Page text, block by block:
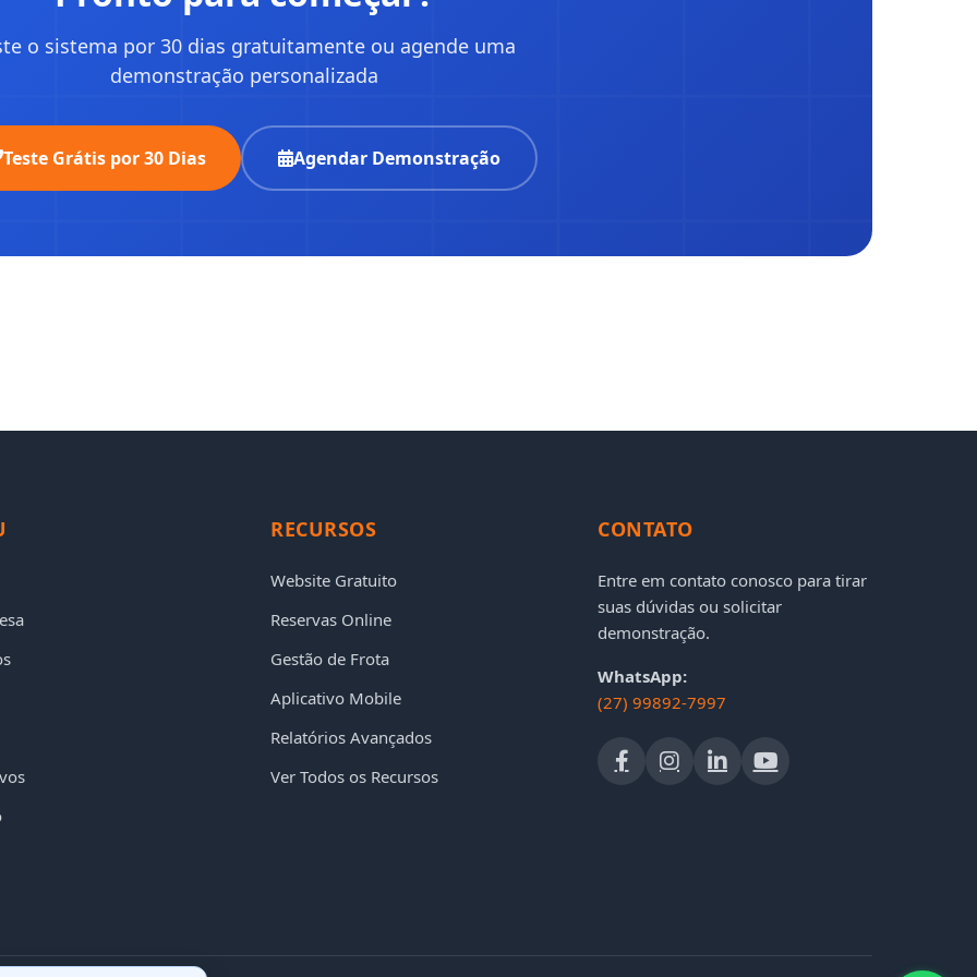
o sistema por 30 dias gratuitamente ou agende uma
demonstração personalizada
Teste Grátis por 30 Dias Agendar Demonstração
RECURSOS
Website Gratuito
Reservas Online
Gestão de Frota
Aplicativo Mobile
Relatórios Avançados
Ver Todos os Recursos
CONTATO
Entre em contato conosco para tirar
suas dúvidas ou solicitar
demonstração.
WhatsApp:
(27) 99892-7997